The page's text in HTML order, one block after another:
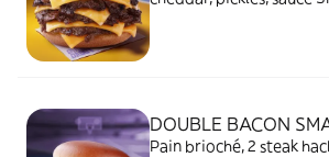
DOUBLE BACON
Pain brioché, 2 steak